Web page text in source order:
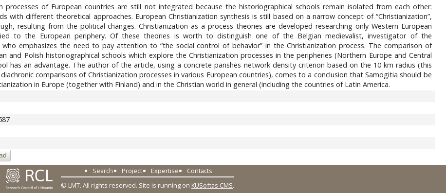
processes of European countries are still not integrated because the historiographical schools remain isolated from each other:
with different theoretical approaches. European Christianization synthesis is still based on a narrow concept of “Christianization”,
resulting from the political changes. Christianization as a process theories are developed researching only Western European
to the European periphery. Of these theories is worth to distinguish one of the Belgian medievalist, investigator of the
who emphasizes the need to pay attention to “the social control of behavior” in the Christianization process. The comparison of
and Polish historiographical schools which explore the Christianization processes in the peripheries (Northern Europe and Central
has an advantage. The author of the article, using a concrete parishes network density criterion based on the 10 km radius (this
comparisons of Christianization processes in various European countries), comes to a conclusion that Samogitia should be
in Europe (together with Finland) and in the Christian world in general (including the countries of Latin America.
Search Project Expertise
Contacts
© LMT. All rights reserved. Site is running on KUSoftas CMS.